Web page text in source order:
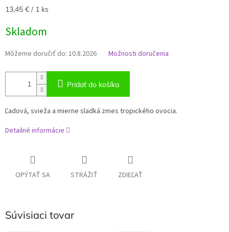
Jednotková
13,45 € / 1 ks
Skladom
Môžeme doručiť do: 10.8.2026 Možnosti doručenia
Pridať do košíka
Ľadová, svieža a mierne sladká zmes tropického ovocia.
Detailné informácie
OPÝTAŤ SA STRÁŽIŤ ZDIEĽAŤ
Súvisiaci tovar